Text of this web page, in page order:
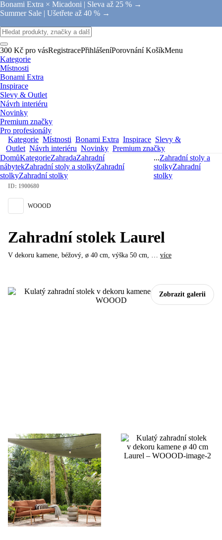
Bonami Extra × Micadoni | Sleva až 25 % →
Summer Sale | Ušetřete až 40 % →
300 Kč pro vásRegistracePřihlášeníPorovnání KošíkMenu
Kategorie
Místnosti
Bonami Extra
Inspirace
Slevy & Outlet
Návrh interiéru
Novinky
Premium značky
Pro profesionály
Kategorie Místnosti Bonami Extra Inspirace Slevy &
Outlet Návrh interiéru Novinky Premium značky
DomůKategorieZahradaZahradní
nábytekZahradní stoly a stolkyZahradní
stolkyZahradní stolky
...Zahradní stoly a
stolkyZahradní
stolky
Zobrazit galerii
ID: 1900680
WOOOD
Zahradní stolek Laurel
V dekoru kamene, béžový, ø 40 cm, výška 50 cm, … více